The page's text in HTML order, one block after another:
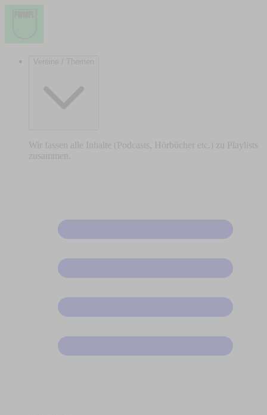
Vereine / Themen
Wir fassen alle Inhalte (Podcasts, Hörbücher etc.) zu Playlists
zusammen.